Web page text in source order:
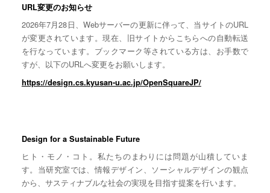
URL変更のお知らせ
2026年7月28日、Webサーバーの更新に伴って、当サイトのURL
が変更されています。現在、旧サイトからこちらへの自動転送
を行なっています。ブックマーク等されている方は、お手数で
すが、以下のURLへ変更をお願いします。
https://design.cs.kyusan-u.ac.jp/OpenSquareJP/
Design for a Sustainable Future
ヒト・モノ・コト。私たちのまわりには問題が山積していま
す。当研究室では、情報デザイン、ソーシャルデザインの観点
から、サスティナブルな社会の実現を目指す提案を行います。